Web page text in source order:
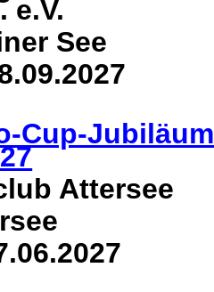
e.V.
See
Cup-Jubiläum
Attersee